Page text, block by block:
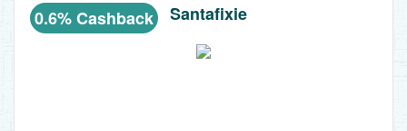
0.6% Cashback Santafixie